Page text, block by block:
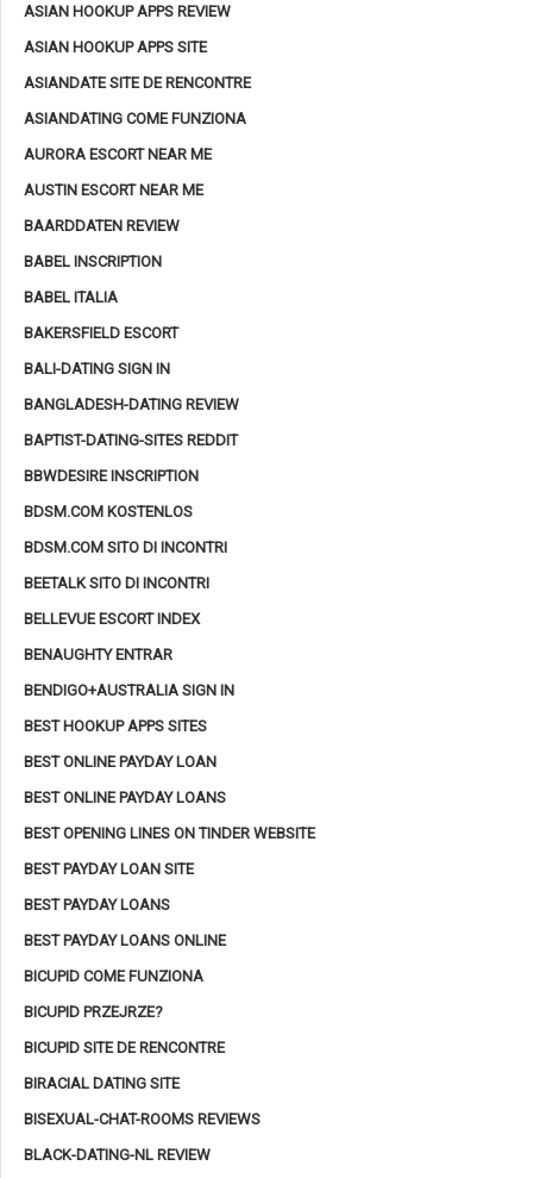
ASIAN HOOKUP APPS REVIEW
ASIAN HOOKUP APPS SITE
ASIANDATE SITE DE RENCONTRE
ASIANDATING COME FUNZIONA
AURORA ESCORT NEAR ME
AUSTIN ESCORT NEAR ME
BAARDDATEN REVIEW
BABEL INSCRIPTION
BABEL ITALIA
BAKERSFIELD ESCORT
BALI-DATING SIGN IN
BANGLADESH-DATING REVIEW
BAPTIST-DATING-SITES REDDIT
BBWDESIRE INSCRIPTION
BDSM.COM KOSTENLOS
BDSM.COM SITO DI INCONTRI
BEETALK SITO DI INCONTRI
BELLEVUE ESCORT INDEX
BENAUGHTY ENTRAR
BENDIGO+AUSTRALIA SIGN IN
BEST HOOKUP APPS SITES
BEST ONLINE PAYDAY LOAN
BEST ONLINE PAYDAY LOANS
BEST OPENING LINES ON TINDER WEBSITE
BEST PAYDAY LOAN SITE
BEST PAYDAY LOANS
BEST PAYDAY LOANS ONLINE
BICUPID COME FUNZIONA
BICUPID PRZEJRZE?
BICUPID SITE DE RENCONTRE
BIRACIAL DATING SITE
BISEXUAL-CHAT-ROOMS REVIEWS
BLACK-DATING-NL REVIEW